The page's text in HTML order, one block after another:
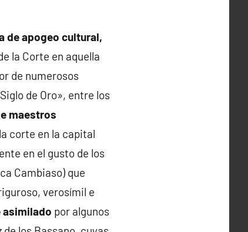
de apogeo cultural,
la Corte en aquella
de numerosos
de Oro», entre los
maestros
corte en la capital
en el gusto de los
Cambiaso) que
verosímil e
asimilado por algunos